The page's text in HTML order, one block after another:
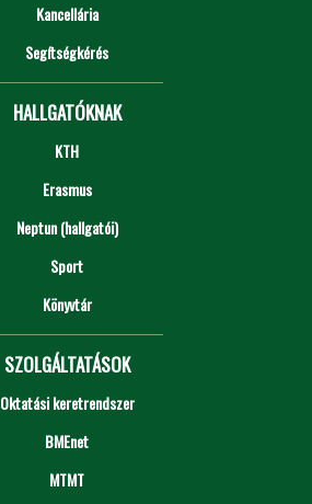
Kancellária
Segítségkérés
HALLGATÓKNAK
KTH
Erasmus
Neptun (hallgatói)
Sport
Könyvtár
SZOLGÁLTATÁSOK
Oktatási keretrendszer
BMEnet
MTMT